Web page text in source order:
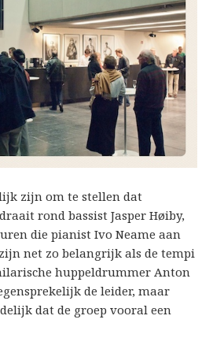
zijn om te stellen dat
rond bassist Jasper Høiby,
die pianist Ivo Neame aan
net zo belangrijk als de tempi
huppeldrummer Anton
de leider, maar
dat de groep vooral een